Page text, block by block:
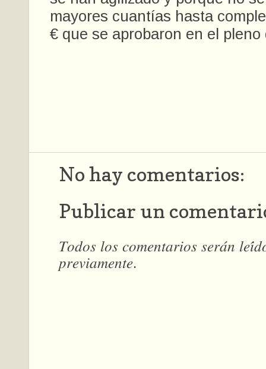
mayores cuantías hasta
€ que se aprobaron en el
No hay comentarios:
Publicar un
𝑇𝑜𝑑𝑜𝑠 𝑙𝑜𝑠 𝑐𝑜𝑚𝑒𝑛𝑡𝑎𝑟𝑖𝑜𝑠 𝑠𝑒𝑟𝑎́𝑛
𝑝𝑟𝑒𝑣𝑖𝑎𝑚𝑒𝑛𝑡𝑒.